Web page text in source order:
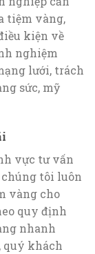
tiệm vàng,
kiện về
nghiệm
lưới, trách
sức, mỹ
vực tư vấn
tôi luôn
vàng cho
quy định
nhanh
quý khách